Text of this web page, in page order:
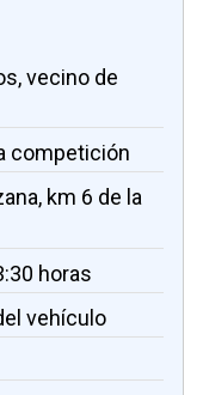
vecino de
competición
km 6 de la
horas
vehículo